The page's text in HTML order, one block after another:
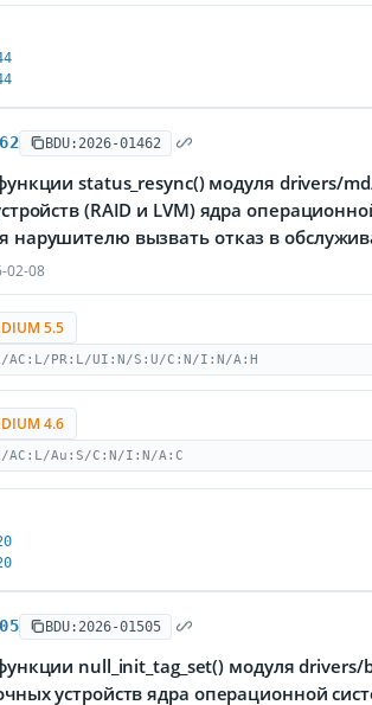
BDU:2026-01462
status_resync() модуля drivers/
(RAID и LVM) ядра
нарушителю вызвать отказ в
02-08
5.5
AC:L/PR:L/UI:N/S:U/C:N/I:N/A:H
4.6
AC:L/Au:S/C:N/I:N/A:C
BDU:2026-01505
null_init_tag_set() модуля
устройств ядра операционной